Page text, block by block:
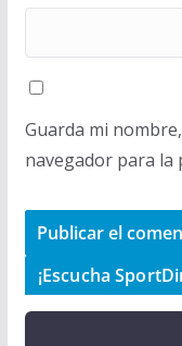
Guarda mi
navegador para la
¡Escucha